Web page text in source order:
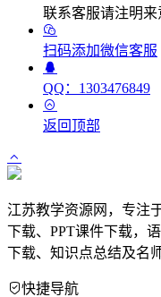
联系客服请注明来
扫码添加微信客服
QQ：1303476849
返回顶部
江苏教学资源网，专注
下载、PPT课件下载，
下载、知识点总结及名
快捷导航